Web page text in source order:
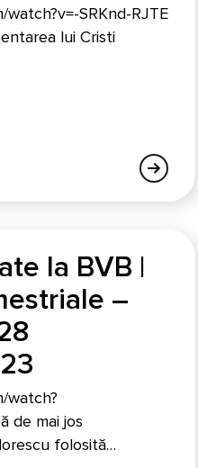
SRKnd-RJTE
lui Cristi
la BVB |
–
watch?
de mai jos
folosită…